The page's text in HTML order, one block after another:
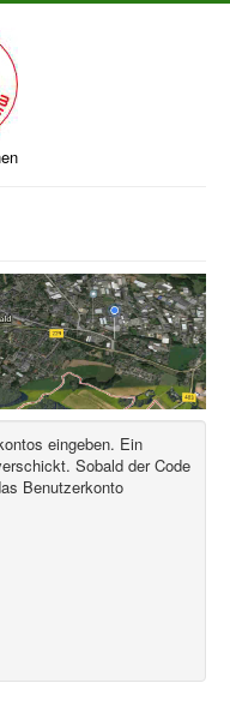
eingeben. Ein
Sobald der Code
Benutzerkonto